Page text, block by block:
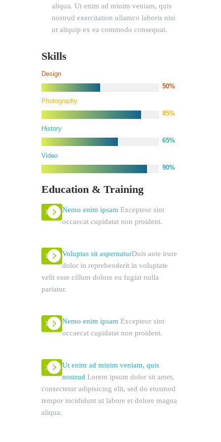
aliqua. Ut enim ad minim veniam, quis
nostrud exercitation ullamco laboris nisi
ut aliquip ex ea commodo consequat.
Skills
Design
50%
Photography
85%
History
65%
Video
90%
Education & Training
1985 Nemo enim ipsam Excepteur sint
occaecat cupidatat non proident.
1991 Voluptas sit aspernaturDuis aute irure
dolor in reprehenderit in voluptate
velit esse cillum dolore eu fugiat nulla
pariatur.
1994 Nemo enim ipsam Excepteur sint
occaecat cupidatat non proident.
2001
Ut enim ad minim veniam, quis
nostrudLorem ipsum dolor sit amet,
consectetur adipisicing elit, sed do eiusmod
tempor incididunt ut labore et dolore magna
aliqua.